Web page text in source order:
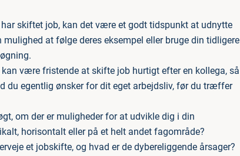
skiftet job, kan det være et godt tidspunkt at udnytte
at følge deres eksempel eller bruge din tidligere
være fristende at skifte job hurtigt efter en kollega, så
du egentlig ønsker for dit eget arbejdsliv, før du træffer
om der er muligheder for at udvikle dig i din
horisontalt eller på et helt andet fagområde?
et jobskifte, og hvad er de dybereliggende årsager?